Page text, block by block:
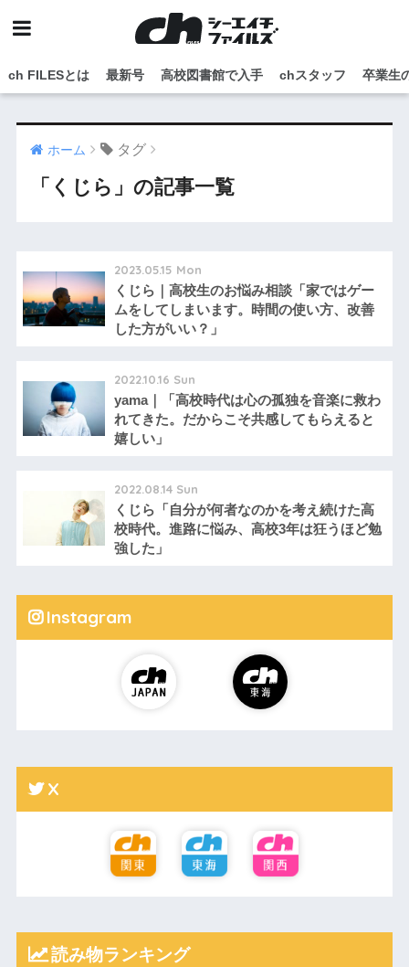
ch FILESとは 最新号 高校図書館で入手 chスタッフ 卒業生
ホーム タグ
「くじら」の記事一覧
2023.05.15 Mon
くじら｜高校生のお悩み相談「家ではゲー
ムをしてしまいます。時間の使い方、改善
した方がいい？」
2022.10.16 Sun
yama｜「高校時代は心の孤独を音楽に救わ
れてきた。だからこそ共感してもらえると
嬉しい」
2022.08.14 Sun
くじら「自分が何者なのかを考え続けた高
校時代。進路に悩み、高校3年は狂うほど勉
強した」
Instagram
X
読み物ランキング